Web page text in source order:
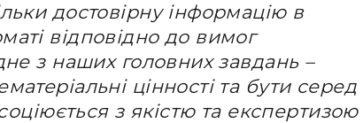
достовірну інформацію в
відповідно до вимог
з наших головних завдань –
цінності та бути серед
з якістю та експертизою